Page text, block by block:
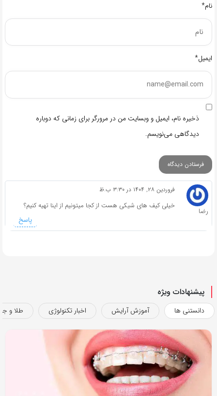
نام*
ایمیل*
ذخیره نام، ایمیل و وبسایت من در مرورگر برای زمانی که دوباره
دیدگاهی می‌نویسم.
رضا
فروردین ۲۸, ۱۴۰۴ در ۳:۳۰ ب.ظ
خیلی کیف های شیکی هست از کجا میتونیم از اینا تهیه کنیم؟
پاسخ
پیشنهادات ویژه
دانستنی ها آموزش آرایش اخبار تکنولوژی طلا و